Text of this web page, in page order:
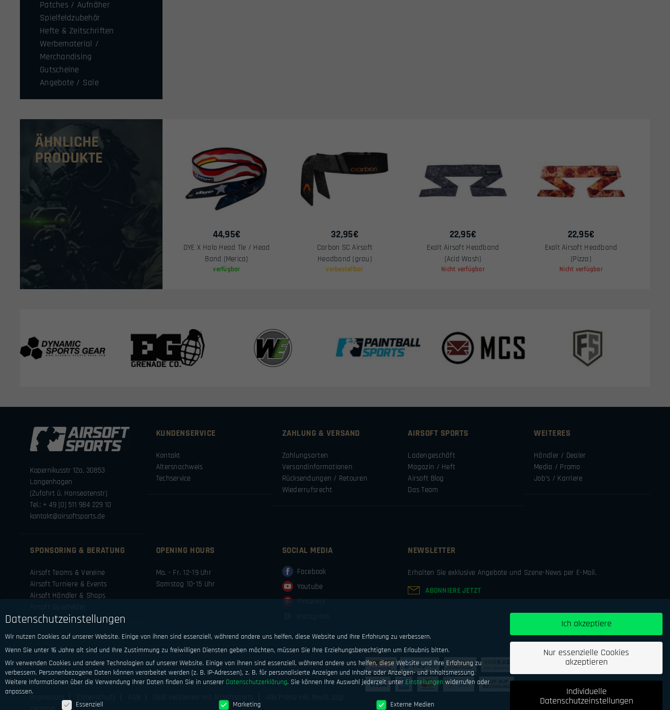
Patches / Aufnäher
Spielfeldzubehör
Hefte & Zeitschriften
Werbematerial /
Merchandising
Gutscheine
Angebote / Sale
ÄHNLICHE
PRODUKTE
44,95€
DYE X Halo Head Tie / Head
Band (Merica)
verfügbar
32,95€
Carbon SC Airsoft
Headband (grau)
vorbestellbar
22,95€
Exalt Airsoft Headband
(Acid Wash)
Nicht verfügbar
22,95€
Exalt Airsoft Headband
(Pizza)
Nicht verfügbar
Kopernikusstr 12a, 30853
Langenhagen
(Zufahrt ü. Hanseatenstr)
Tel.: + 49 [0] 511 984 229 10
kontakt@airsoftsports.de
KUNDENSERVICE
Kontakt
Altersnachweis
Techservice
ZAHLUNG & VERSAND
Zahlungsarten
Versandinformationen
Rücksendungen / Retouren
Wiederrufsrecht
AIRSOFT SPORTS
Ladengeschäft
Magazin / Heft
Airsoft Blog
Das Team
WEITERES
Händler / Dealer
Media / Promo
Job’s / Karriere
SPONSORING & BERATUNG
Airsoft Teams & Vereine
Airsoft Turniere & Events
Airsoft Händler & Shops
OPENING HOURS
Mo. - Fr. 12-19 Uhr
Samstag 10-15 Uhr
SOCIAL MEDIA
Facebook
Youtube
Pinterest
NEWSLETTER
Erhalten Sie exklusive Angebote und Szene-News per E-Mail.
ABONNIERE JETZT
Datenschutzeinstellungen
Wir nutzen Cookies auf unserer Website. Einige von ihnen sind essenziell, während andere uns helfen, diese Website und Ihre Erfahrung zu verbessern.
Wenn Sie unter 16 Jahre alt sind und Ihre Zustimmung zu freiwilligen Diensten geben möchten, müssen Sie Ihre Erziehungsberechtigten um Erlaubnis bitten.
Wir verwenden Cookies und andere Technologien auf unserer Website. Einige von ihnen sind essenziell, während andere uns helfen, diese Website und Ihre Erfahrung zu
verbessern. Personenbezogene Daten können verarbeitet werden (z. B. IP-Adressen), z. B. für personalisierte Anzeigen und Inhalte oder Anzeigen- und Inhaltsmessung.
Weitere Informationen über die Verwendung Ihrer Daten finden Sie in unserer Datenschutzerklärung. Sie können Ihre Auswahl jederzeit unter Einstellungen widerrufen oder
anpassen.
DatenschutzeinstellungenEssenziell Marketing Externe Medien
Ich akzeptiere
Nur essenzielle Cookies
akzeptieren
Individuelle
Datenschutzeinstellungen